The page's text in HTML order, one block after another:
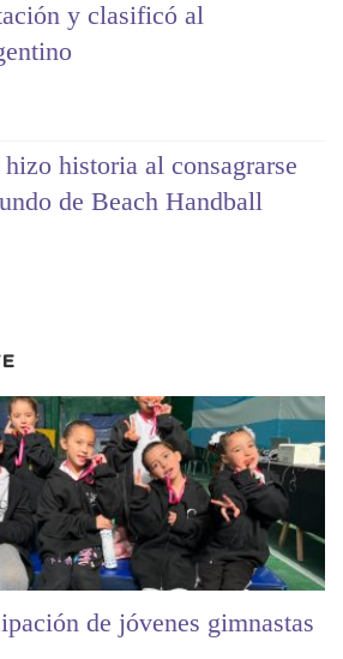
y clasificó al
historia al consagrarse
de Beach Handball
de jóvenes gimnastas